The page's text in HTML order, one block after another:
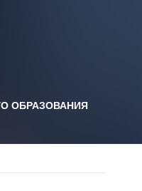
ОБРАЗОВАНИЯ